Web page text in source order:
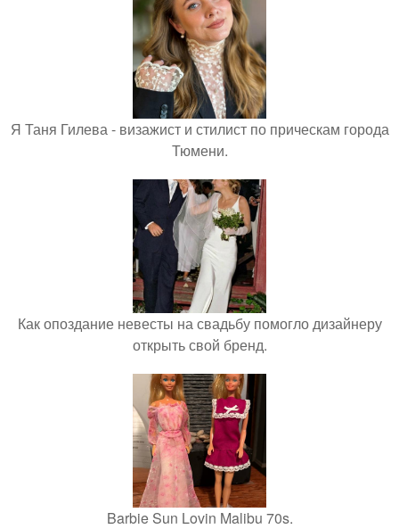
Я Таня Гилева - визажист и стилист по прическам города
Тюмени.
Как опоздание невесты на свадьбу помогло дизайнеру
открыть свой бренд.
Barbie Sun Lovin Malibu 70s.